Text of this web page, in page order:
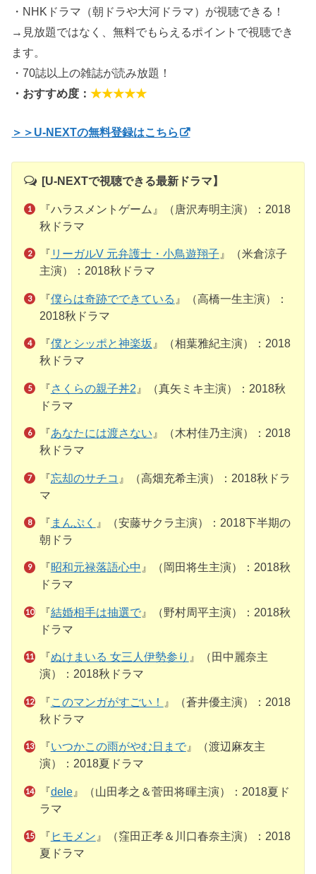
・NHKドラマ（朝ドラや大河ドラマ）が視聴できる！
→見放題ではなく、無料でもらえるポイントで視聴でき
ます。
・70誌以上の雑誌が読み放題！
・おすすめ度：★★★★★
＞＞U-NEXTの無料登録はこちら
[U-NEXTで視聴できる最新ドラマ】
『ハラスメントゲーム』（唐沢寿明主演）：2018
秋ドラマ
『 リーガルV 元弁護士・小鳥遊翔子 』（米倉涼子
主演）：2018秋ドラマ
『僕らは奇跡でできている 』（高橋一生主演）：
2018秋ドラマ
『僕とシッポと神楽坂 』（相葉雅紀主演）：2018
秋ドラマ
『さくらの親子丼2 』（真矢ミキ主演）：2018秋
ドラマ
『あなたには渡さない 』（木村佳乃主演）：2018
秋ドラマ
『忘却のサチコ 』（高畑充希主演）：2018秋ドラ
マ
『 まんぷく 』（安藤サクラ主演）：2018下半期の
朝ドラ
『 昭和元禄落語心中 』（岡田将生主演）：2018秋
ドラマ
『結婚相手は抽選で』（野村周平主演）：2018秋
ドラマ
『ぬけまいる 女三人伊勢参り 』（田中麗奈主
演）：2018秋ドラマ
『このマンガがすごい！
』（蒼井優主演）：2018
秋ドラマ
『いつかこの雨がやむ日まで』（渡辺麻友主
演）：2018夏ドラマ
『dele』（山田孝之＆菅田将暉主演）：2018夏ド
ラマ
『 ヒモメン 』（窪田正孝＆川口春奈主演）：2018
夏ドラマ